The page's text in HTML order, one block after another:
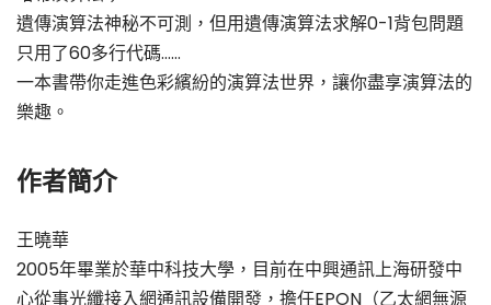
遺傳演算法神秘不可測，但用遺傳演算法求解0-1背包問題
只用了60多行代碼……
一本書帶你走進色彩繽紛的演算法世界，讓你盡享演算法的
樂趣。
作者簡介
王曉華
2005年畢業於華中科技大學，目前在中興通訊上海研發中
心從事光纖接入網通訊設備開發，擔任EPON（乙太網無源